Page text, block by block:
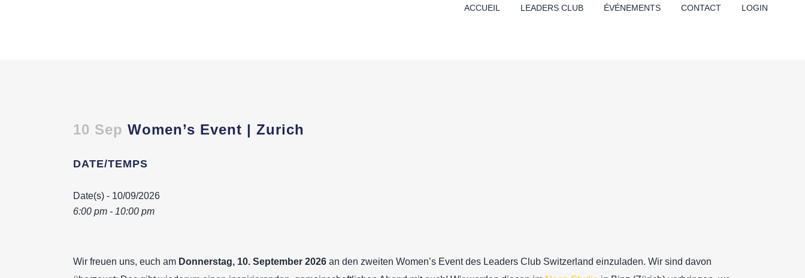
ACCUEIL LEADERS CLUB ÉVÉNEMENTS CONTACT LOGIN
10 Sep Women’s Event | Zurich
DATE/TEMPS
Date(s) - 10/09/2026
6:00 pm - 10:00 pm
Wir freuen uns, euch am Donnerstag, 10. September 2026 an den zweiten Women’s Event des Leaders Club Switzerland einzuladen. Wir sind davon